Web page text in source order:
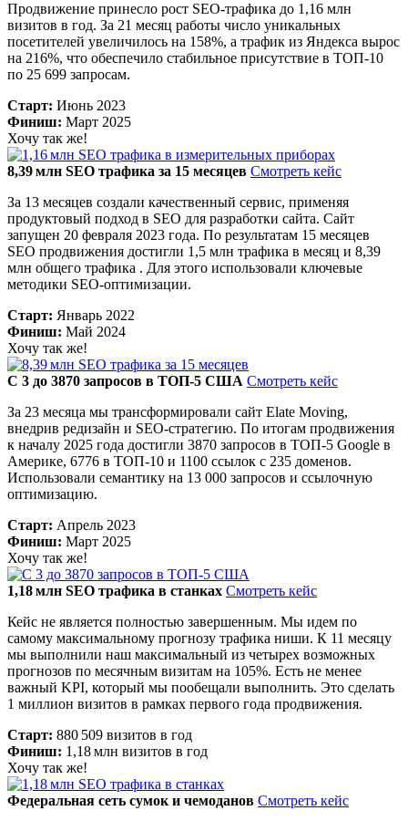
Продвижение принесло рост SEO-трафика до 1,16 млн
визитов в год. За 21 месяц работы число уникальных
посетителей увеличилось на 158%, а трафик из Яндекса вырос
на 216%, что обеспечило стабильное присутствие в ТОП-10
по 25 699 запросам.
Старт: Июнь 2023
Финиш: Март 2025
Хочу так же!
8,39 млн SEO трафика за 15 месяцев Смотреть кейс
За 13 месяцев создали качественный сервис, применяя
продуктовый подход в SEO для разработки сайта. Сайт
запущен 20 февраля 2023 года. По результатам 15 месяцев
SEO продвижения достигли 1,5 млн трафика в месяц и 8,39
млн общего трафика . Для этого использовали ключевые
методики SEO-оптимизации.
Старт: Январь 2022
Финиш: Май 2024
Хочу так же!
С 3 до 3870 запросов в ТОП-5 США Смотреть кейс
За 23 месяца мы трансформировали сайт Elate Moving,
внедрив редизайн и SEO-стратегию. По итогам продвижения
к началу 2025 года достигли 3870 запросов в ТОП-5 Google в
Америке, 6776 в ТОП-10 и 1100 ссылок с 235 доменов.
Использовали семантику на 13 000 запросов и ссылочную
оптимизацию.
Старт: Апрель 2023
Финиш: Март 2025
Хочу так же!
1,18 млн SEO трафика в станках Смотреть кейс
Кейс не является полностью завершенным. Мы идем по
самому максимальному прогнозу трафика ниши. К 11 месяцу
мы выполнили наш максимальный из четырех возможных
прогнозов по месячным визитам на 105%. Есть не менее
важный KPI, который мы пообещали выполнить. Это сделать
1 миллион визитов в рамках первого года продвижения.
Старт: 880 509 визитов в год
Финиш: 1,18 млн визитов в год
Хочу так же!
Федеральная сеть сумок и чемоданов Смотреть кейс